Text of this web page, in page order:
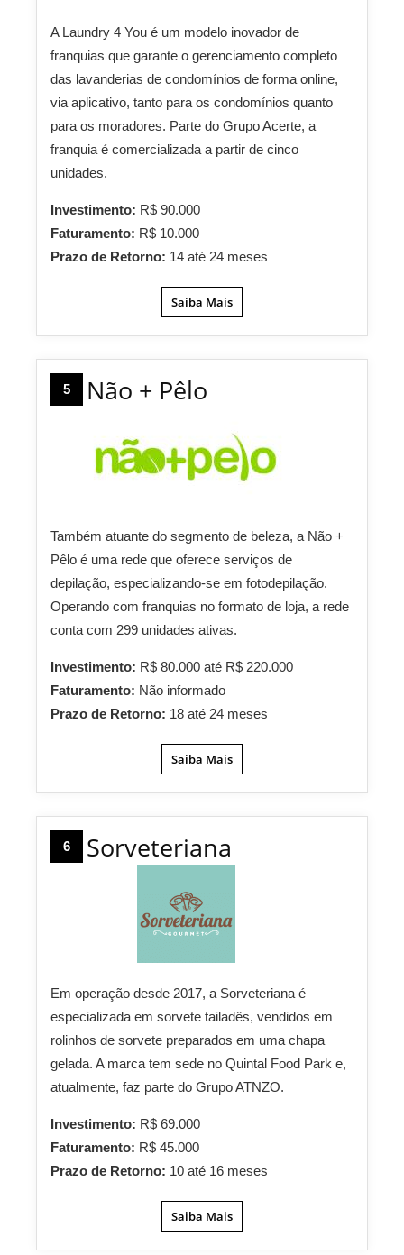
A Laundry 4 You é um modelo inovador de
franquias que garante o gerenciamento completo
das lavanderias de condomínios de forma online,
via aplicativo, tanto para os condomínios quanto
para os moradores. Parte do Grupo Acerte, a
franquia é comercializada a partir de cinco
unidades.
Investimento: R$ 90.000
Faturamento: R$ 10.000
Prazo de Retorno: 14 até 24 meses
Saiba Mais
5 Não + Pêlo
Também atuante do segmento de beleza, a Não +
Pêlo é uma rede que oferece serviços de
depilação, especializando-se em fotodepilação.
Operando com franquias no formato de loja, a rede
conta com 299 unidades ativas.
Investimento: R$ 80.000 até R$ 220.000
Faturamento: Não informado
Prazo de Retorno: 18 até 24 meses
Saiba Mais
6 Sorveteriana
Em operação desde 2017, a Sorveteriana é
especializada em sorvete tailadês, vendidos em
rolinhos de sorvete preparados em uma chapa
gelada. A marca tem sede no Quintal Food Park e,
atualmente, faz parte do Grupo ATNZO.
Investimento: R$ 69.000
Faturamento: R$ 45.000
Prazo de Retorno: 10 até 16 meses
Saiba Mais